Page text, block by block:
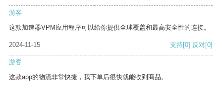
游客
这款加速器VPM应用程序可以给你提供全球覆盖和最高安全性的连接。
2024-11-15 支持[0] 反对[0]
游客
这款app的物流非常快捷，我下单后很快就能收到商品。